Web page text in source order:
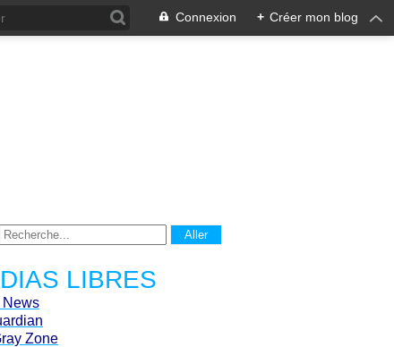
Connexion + Créer mon blog
LIBRES
News
Zone